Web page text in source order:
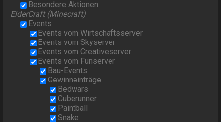
Besondere Aktionen
ElderCraft (Minecraft)
Events
Events vom Wirtschaftsserver
Events vom Skyserver
Events vom Creativeserver
Events vom Funserver
Bau-Events
Gewinneinträge
Bedwars
Cuberunner
Paintball
Snake